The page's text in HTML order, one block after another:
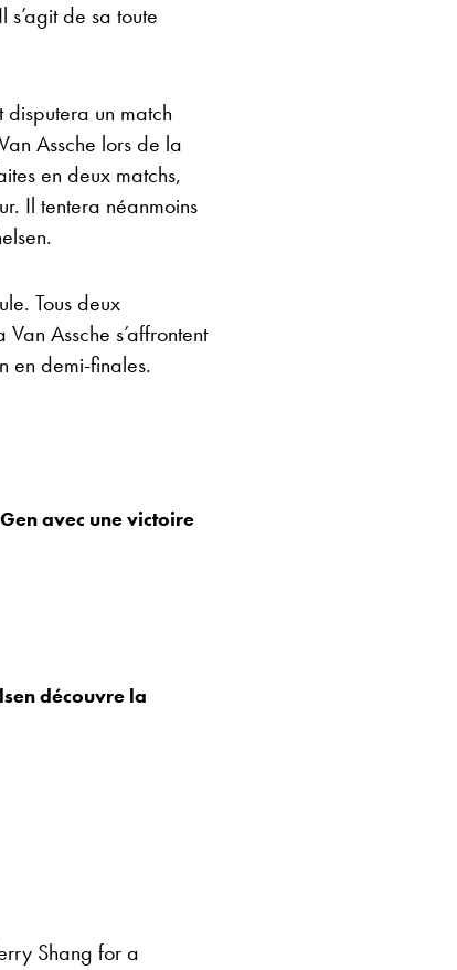
de sa toute
un match
Assche lors de la
en deux matchs,
Il tentera néanmoins
Tous deux
Assche s’affrontent
en demi-finales.
avec une victoire
découvre la
Shang for a